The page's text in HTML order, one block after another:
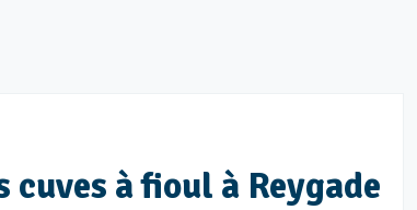
à fioul à Reygade